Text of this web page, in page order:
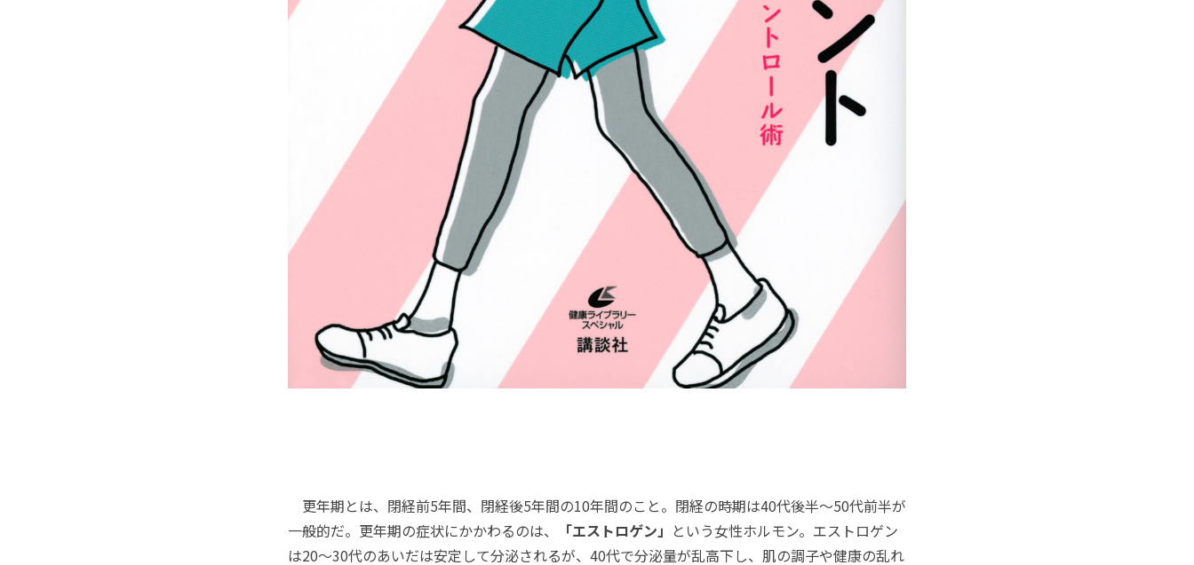
更年期とは、閉経前5年間、閉経後5年間の10年間のこと。閉経の時期は40代後半～50代前半が
一般的だ。更年期の症状にかかわるのは、
「エストロゲン」 という女性ホルモン。エストロゲン
は20～30代のあいだは安定して分泌されるが、40代で分泌量が乱高下し、肌の調子や健康の乱れ